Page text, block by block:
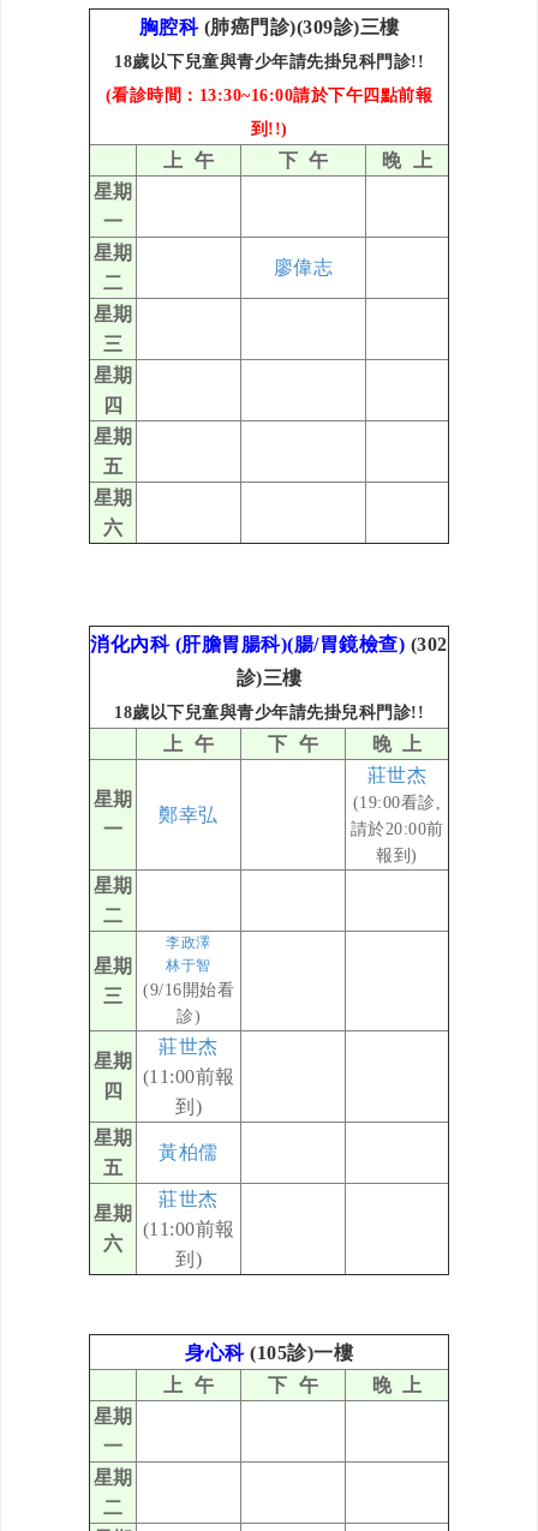
胸腔科(肺癌門診)(309診)三樓
18歲以下兒童與青少年請先掛兒科門 診!!
(看診時間：13:30~16:00請於下午四點前報
到!!)
上 午 下 午
晚 上
星期
一
星期
二
廖偉志
星期
三
星期
四
星期
五
星期
六
消化內科 (肝膽胃腸科)(腸/胃鏡檢查) (302
診)三樓
18歲以下兒童與青少年請先掛兒科門 診!!
上 午 下 午 晚 上
星期
一
鄭幸弘
莊世杰
(19:00看診,
請於20:00前
報到)
星期
二
星期
三
李政澤
林于智
(9/16開始看
診)
星期
四
莊世杰
(11:00前報
到)
星期
五
黃柏儒
星期
六
莊世杰
(11:00前報
到)
身心科(105診)一樓
上 午
下 午
晚 上
星期
一
星期
二